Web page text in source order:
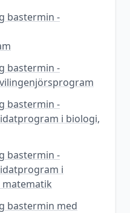
bastermin -
bastermin -
bastermin -
i biologi,
bastermin -
i
matematik
bastermin med